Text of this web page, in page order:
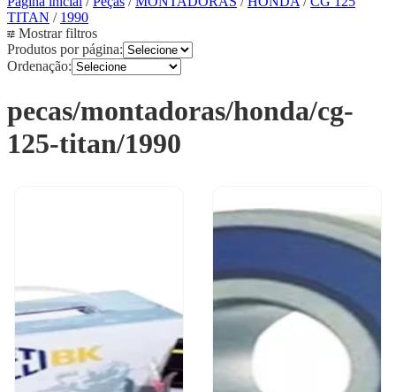
TITAN / 1990
Mostrar filtros
Produtos por página:
Ordenação:
pecas/montadoras/honda/cg-
125-titan/1990